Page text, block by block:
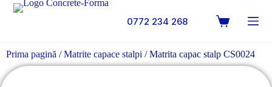
0772 234 268
Prima pagină /Matrite capace stalpi / Matrita capac stalp CS0024